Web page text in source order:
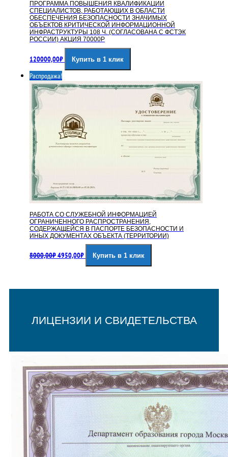
ПРОГРАММА ПОВЫШЕНИЯ КВАЛИФИКАЦИИ
СПЕЦИАЛИСТОВ, РАБОТАЮЩИХ В ОБЛАСТИ
ОБЕСПЕЧЕНИЯ БЕЗОПАСНОСТИ ЗНАЧИМЫХ
ОБЪЕКТОВ КРИТИЧЕСКОЙ ИНФОРМАЦИОННОЙ
ИНФРАСТРУКТУРЫ 108 Ч. (СОГЛАСОВАНА С ФСТЭК
РОССИИ) АКЦИЯ 70000Р
120000,00₽ Купить в 1 клик
Распродажа!
РАБОТА СО СЛУЖЕБНОЙ ИНФОРМАЦИЕЙ
ОГРАНИЧЕННОГО РАСПРОСТРАНЕНИЯ,
СОДЕРЖАЩЕЙСЯ В ПАСПОРТЕ БЕЗОПАСНОСТИ И
ИНЫХ ДОКУМЕНТАХ ОБЪЕКТА (ТЕРРИТОРИИ)
8000,00₽цена
4950,00₽цена:Купить в 1 клик
ЛИЦЕНЗИИ И СВИДЕТЕЛЬСТВА